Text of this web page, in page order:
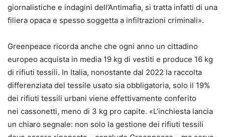
giornalistiche e indagini dell’Antimafia, si tratta infatti di una
filiera opaca e spesso soggetta a infiltrazioni criminali».
Greenpeace ricorda anche che ogni anno un cittadino
europeo acquista in media 19 kg di vestiti e produce 16 kg
di rifiuti tessili. In Italia, nonostante dal 2022 la raccolta
differenziata del tessile usato sia obbligatoria, solo il 19%
dei rifiuti tessili urbani viene effettivamente conferito
nei cassonetti, meno di 3 kg pro capite. «L’inchiesta lancia
un chiaro segnale: non solo la gestione dei rifiuti tessili